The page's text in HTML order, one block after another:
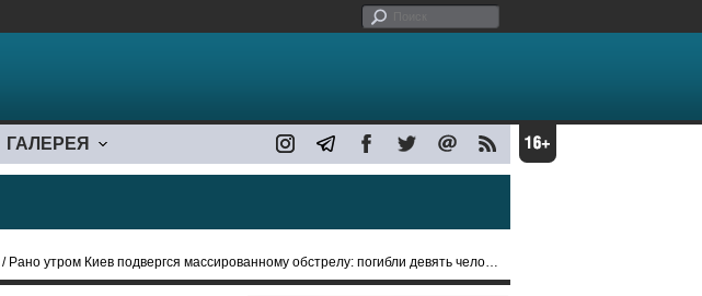
ГАЛЕРЕЯ
/ Рано утром Киев подвергся массированному обстрелу: погибли девять человек, ранены 24